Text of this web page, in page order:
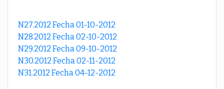
N27.2012 Fecha 01-10-2012
N28.2012 Fecha 02-10-2012
N29.2012 Fecha 09-10-2012
N30.2012 Fecha 02-11-2012
N31.2012 Fecha 04-12-2012